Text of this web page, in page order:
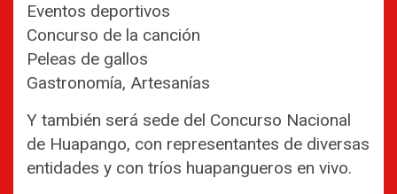
Eventos deportivos
Concurso de la canción
Peleas de gallos
Gastronomía, Artesanías
Y también será sede del Concurso Nacional
de Huapango, con representantes de diversas
entidades y con tríos huapangueros en vivo.